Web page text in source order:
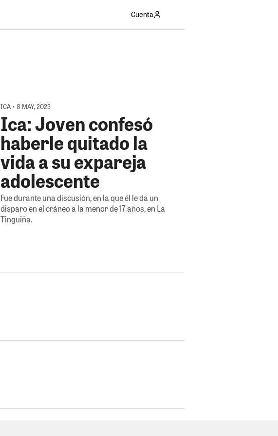
Cuenta
ICA • 8 MAY, 2023
Ica: Joven confesó
haberle quitado la
vida a su expareja
adolescente
Fue durante una discusión, en la que él le da un
disparo en el cráneo a la menor de 17 años, en La
Tinguiña.